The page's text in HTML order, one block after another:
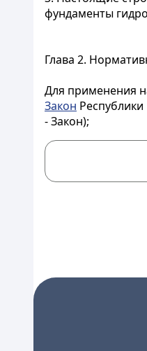
фундаменты
Глава 2.
Для применения
Закон
- Закон);